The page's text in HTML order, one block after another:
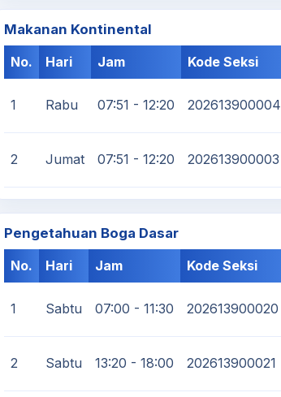
Makanan Kontinental
No.
Hari Jam Kode Seksi
1 Rabu 07:51 - 12:20 202613900004
2 Jumat 07:51 - 12:20 202613900003
Pengetahuan Boga Dasar
No.
Hari Jam Kode Seksi
1 Sabtu 07:00 - 11:30 202613900020
2 Sabtu 13:20 - 18:00 202613900021